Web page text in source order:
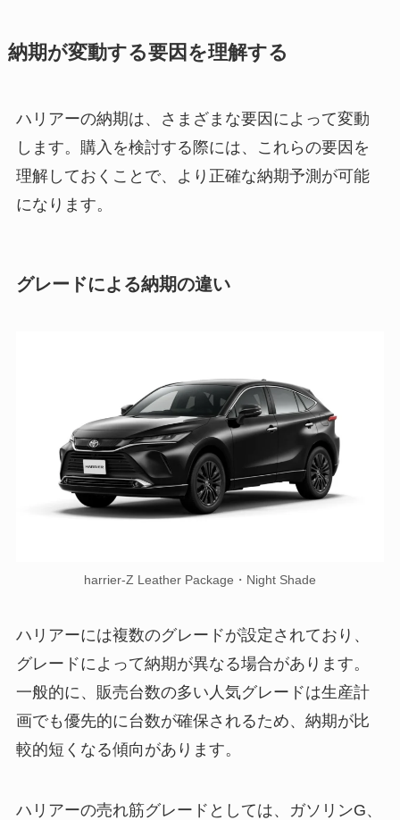
納期が変動する要因を理解する
ハリアーの納期は、さまざまな要因によって変動
します。購入を検討する際には、これらの要因を
理解しておくことで、より正確な納期予測が可能
になります。
グレードによる納期の違い
harrier-Z Leather Package・Night Shade
ハリアーには複数のグレードが設定されており、
グレードによって納期が異なる場合があります。
一般的に、販売台数の多い人気グレードは生産計
画でも優先的に台数が確保されるため、納期が比
較的短くなる傾向があります。
ハリアーの売れ筋グレードとしては、ガソリンG、